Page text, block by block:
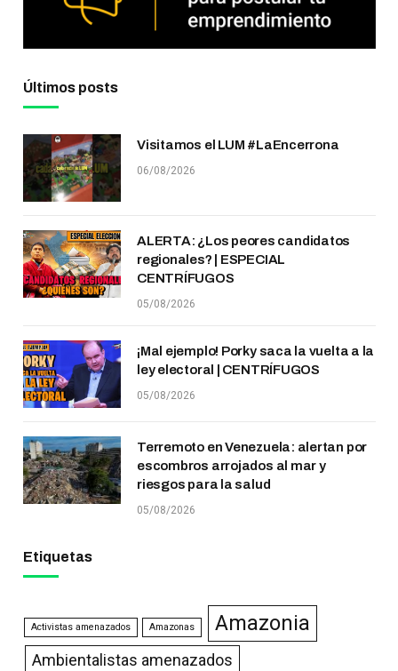
Últimos posts
Visitamos el LUM #LaEncerrona
06/08/2026
ALERTA: ¿Los peores candidatos
regionales? | ESPECIAL
CENTRÍFUGOS
05/08/2026
¡Mal ejemplo! Porky saca la vuelta a la
ley electoral | CENTRÍFUGOS
05/08/2026
Terremoto en Venezuela: alertan por
escombros arrojados al mar y
riesgos para la salud
05/08/2026
Etiquetas
Activistas amenazados Amazonas Amazonia
Ambientalistas amenazados